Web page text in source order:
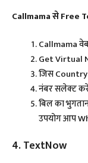
Callmama से Free
Callmama
Get Virtual
जिस
नंबर सलेक्ट
बिल का
उपयोग आप
4. TextNow